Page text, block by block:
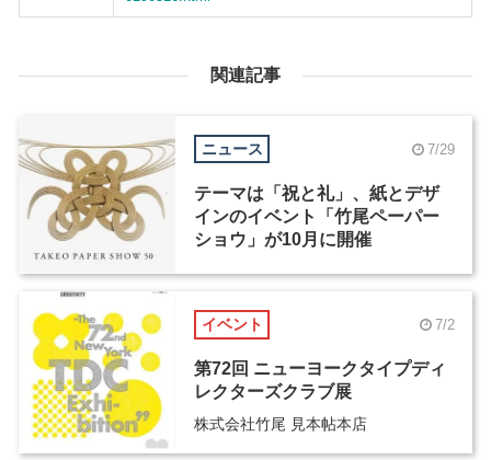
関連記事
ニュース 7/29
テーマは「祝と礼」、紙とデザ
インのイベント「竹尾ペーパー
ショウ」が10月に開催
イベント 7/2
第72回 ニューヨークタイプディ
レクターズクラブ展
株式会社竹尾 見本帖本店